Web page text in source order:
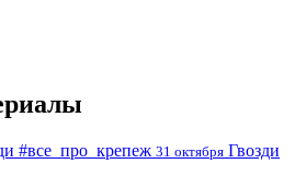
#все_про_крепеж 31 октября Гвозди